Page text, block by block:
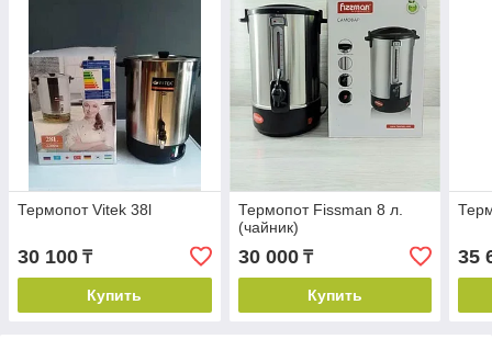
Термопот Vitek 38l
30 100 ₸
Купить
Термопот Fissman 8 л.
(чайник)
30 000₸
Купить
35